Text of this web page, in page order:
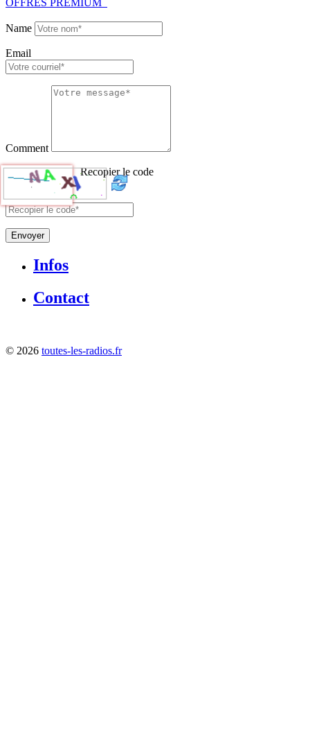
Name
Email
Comment
Recopier le code
Envoyer
Infos
Contact
© 2026 toutes-les-radios.fr